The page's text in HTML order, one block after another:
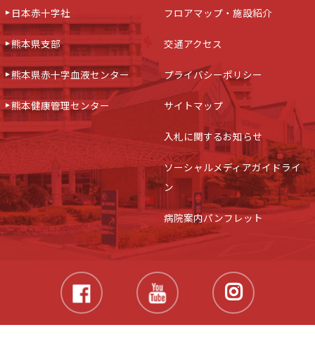
日本赤十字社
熊本県支部
熊本県赤十字血液センター
熊本健康管理センター
フロアマップ・施設紹介
交通アクセス
プライバシーポリシー
サイトマップ
入札に関するお知らせ
ソーシャルメディアガイドライ
ン
病院案内パンフレット